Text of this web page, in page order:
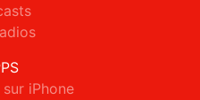
sur iPhone